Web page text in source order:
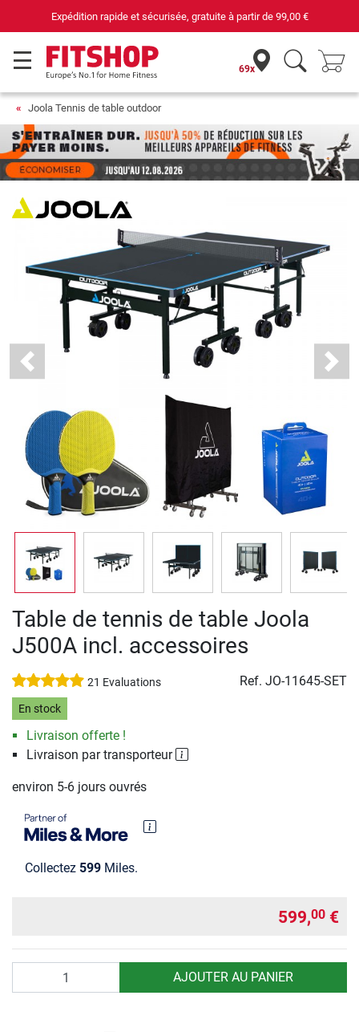
69 magasins avec 75 techniciens
69x
Joola Tennis de table outdoor
Previous Next
Table de tennis de table Joola
J500A incl. accessoires
21 Evaluations Ref. JO-11645-SET
En stock
Livraison offerte !
Livraison par transporteur
environ 5-6 jours ouvrés
Collectez 599 Miles.
599,00 €
AJOUTER AU PANIER